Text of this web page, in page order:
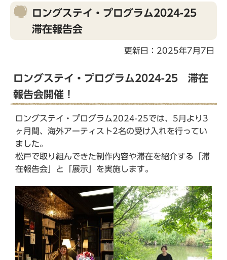
本
文
ロングステイ・プログラム2024-25
滞在報告会
更新日：2025年7月7日
ロングステイ・プログラム2024-25 滞在
報告会開催！
ロングステイ・プログラム2024-25では、5月より3
ヶ月間、海外アーティスト2名の受け入れを行ってい
ました。
松戸で取り組んできた制作内容や滞在を紹介する「滞
在報告会」と「展示」を実施します。